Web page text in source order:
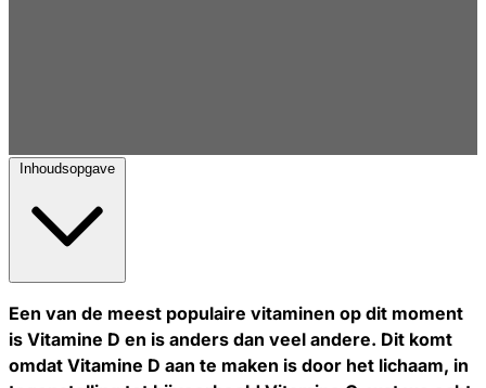
Inhoudsopgave
Een van de meest populaire vitaminen op dit moment
is Vitamine D en is anders dan veel andere. Dit komt
omdat Vitamine D aan te maken is door het lichaam, in